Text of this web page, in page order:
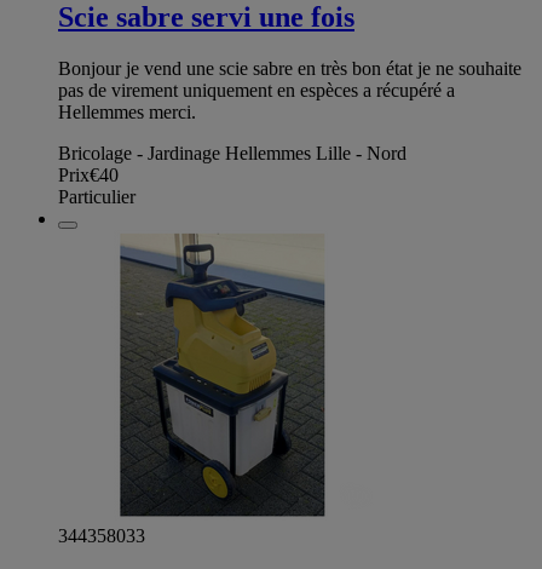
Scie sabre servi une fois
Bonjour je vend une scie sabre en très bon état je ne souhaite
pas de virement uniquement en espèces a récupéré a
Hellemmes merci.
Bricolage - Jardinage Hellemmes Lille - Nord
Prix€40
Particulier
344358033